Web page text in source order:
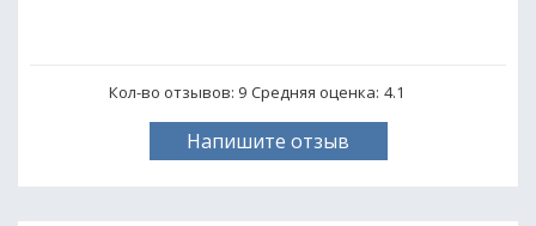
Кол-во отзывов: 9 Средняя оценка: 4.1
Напишите отзыв